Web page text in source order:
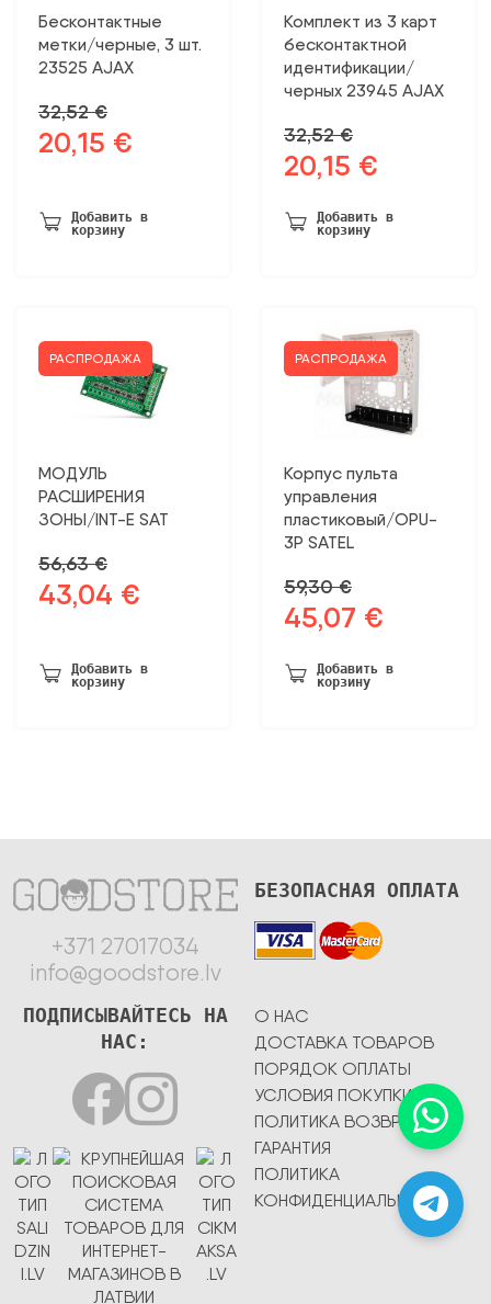
Бесконтактные
метки/черные, 3 шт.
23525 AJAX
32,52€
Первоначальная
32,52 €.
20,15 €
Добавить в
корзину
Комплект из 3 карт
бесконтактной
идентификации/
черных 23945 AJAX
32,52€
Первоначальная
была:
32,52 €.
20,15 €
20,15 €.
Добавить в
корзину
РАСПРОДАЖА
МОДУЛЬ
РАСШИРЕНИЯ
ЗОНЫ/INT-E SAT
56,63€
Первоначальная
56,63 €.
43,04 €
Добавить в
корзину
РАСПРОДАЖА
Корпус пульта
управления
пластиковый/OPU-
3P SATEL
59,30€
Первоначальная
была:
59,30 €.
45,07 €
45,07 €.
Добавить в
корзину
+371 27017034
info@goodstore.lv
БЕЗОПАСНАЯ ОПЛАТА
О НАС
ДОСТАВКА ТОВАРОВ
ПОРЯДОК ОПЛАТЫ
УСЛОВИЯ ПОКУПКИ
ПОЛИТИКА ВОЗВРАТА
ГАРАНТИЯ
ПОЛИТИКА
КОНФИДЕНЦИАЛЬНОСТИ
ПОДПИСЫВАЙТЕСЬ НА
НАС: